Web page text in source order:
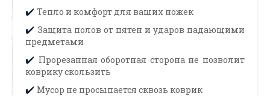
✔️Тепло и комфорт для ваших ножек
✔️Защита полов от пятен и ударов падающими
предметами
✔️ Прорезанная оборотная сторона не позволит
коврику скользить
✔️ Мусор не просыпается сквозь коврик